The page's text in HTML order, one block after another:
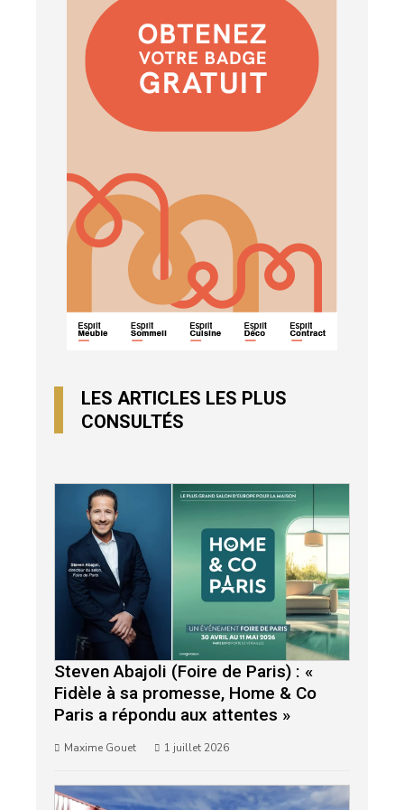
LES ARTICLES LES PLUS
CONSULTÉS
Steven Abajoli (Foire de Paris) : «
Fidèle à sa promesse, Home & Co
Paris a répondu aux attentes »
Maxime Gouet 1 juillet 2026